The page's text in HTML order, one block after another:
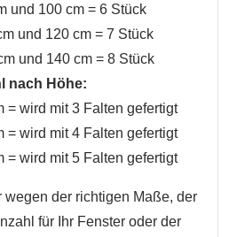
und 100 cm = 6 Stück
und 120 cm = 7 Stück
und 140 cm = 8 Stück
nach Höhe:
= wird mit 3 Falten gefertigt
= wird mit 4 Falten gefertigt
= wird mit 5 Falten gefertigt
wegen der richtigen Maße, der
für Ihr Fenster oder der